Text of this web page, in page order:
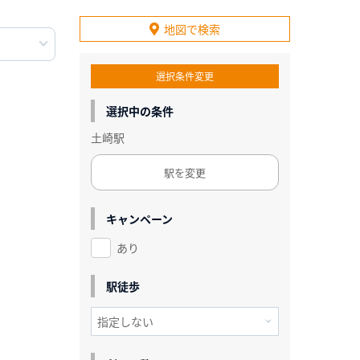
地図で検索
選択条件変更
選択中の条件
土崎駅
駅を変更
キャンペーン
あり
駅徒歩